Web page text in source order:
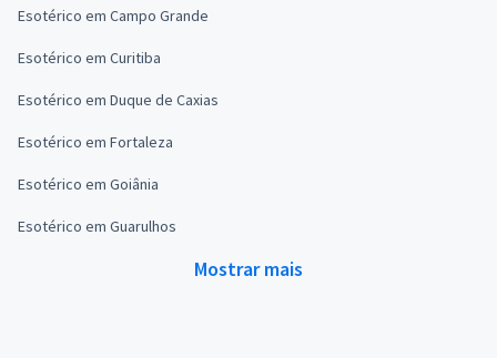
Esotérico em Campo Grande
Esotérico em Curitiba
Esotérico em Duque de Caxias
Esotérico em Fortaleza
Esotérico em Goiânia
Esotérico em Guarulhos
Mostrar mais